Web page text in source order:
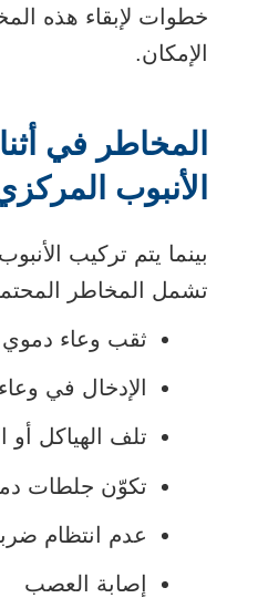
خطوات لإبقاء هذه
الإمكان.
المخاطر في
الأنبوب
بينما يتم تركيب
تشمل المخاطر
ثقب وعاء دموي
الإدخال في
تلف الهياكل أو
تكوّن جلطات
عدم انتظام
إصابة العصب